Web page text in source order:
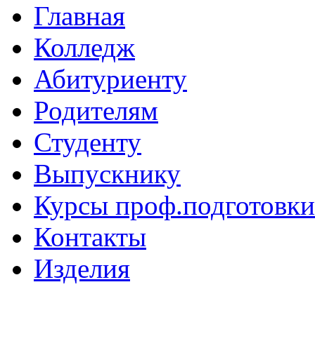
Главная
Колледж
Абитуриенту
Родителям
Студенту
Выпускнику
Курсы проф.подготовки
Контакты
Изделия